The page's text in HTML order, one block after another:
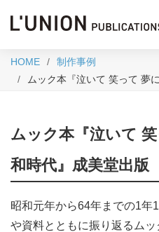
HOME
制作事例
ムック本『泣いて 笑って 夢
ムック本『泣いて
和時代』成美堂出版
昭和元年から64年までの1年
や資料とともに振り返るム